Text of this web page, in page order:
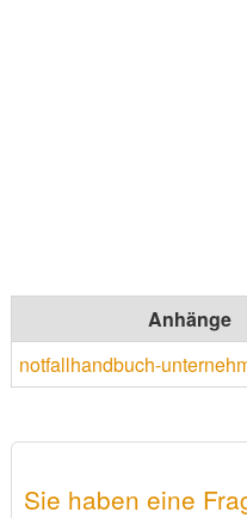
Anhänge
notfallhandbuch-
Sie haben eine